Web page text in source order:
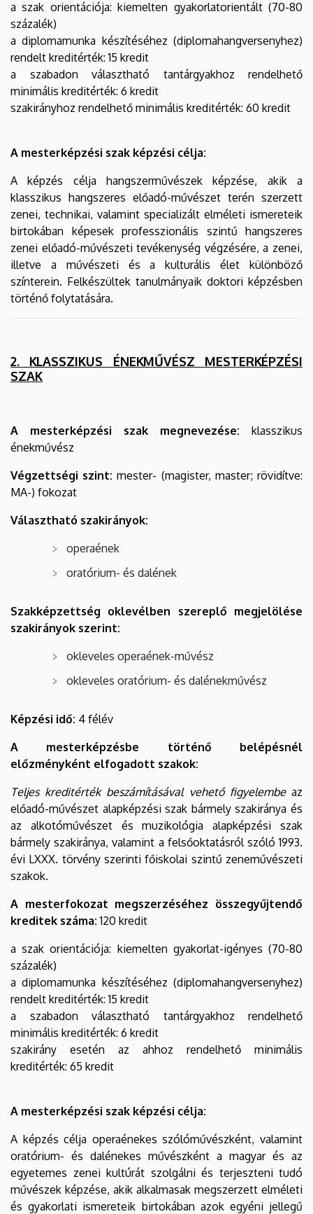
a szak orientációja: kiemelten gyakorlatorientált (70-80
százalék)
a diplomamunka készítéséhez (diplomahangversenyhez)
rendelt kreditérték: 15 kredit
a szabadon választható tantárgyakhoz rendelhető
minimális kreditérték: 6 kredit
szakirányhoz rendelhető minimális kreditérték: 60 kredit
A mesterképzési szak képzési célja:
A képzés célja hangszerművészek képzése, akik a
klasszikus hangszeres előadó-művészet terén szerzett
zenei, technikai, valamint specializált elméleti ismereteik
birtokában képesek professzionális szintű hangszeres
zenei előadó-művészeti tevékenység végzésére, a zenei,
illetve a művészeti és a kulturális élet különböző
színterein. Felkészültek tanulmányaik doktori képzésben
történő folytatására.
2. KLASSZIKUS ÉNEKMŰVÉSZ MESTERKÉPZÉSI
SZAK
A mesterképzési szak megnevezése: klasszikus
énekművész
Végzettségi szint:mester- (magister, master; rövidítve:
MA-) fokozat
Választható szakirányok:
operaének
oratórium- és dalének
Szakképzettség oklevélben szereplő megjelölése
szakirányok szerint:
okleveles operaének-művész
okleveles oratórium- és dalénekművész
Képzési idő: 4 félév
A mesterképzésbe történő belépésnél
előzményként elfogadott szakok:
Teljes kreditérték beszámításával vehető figyelembe az
előadó-művészet alapképzési szak bármely szakiránya és
az alkotóművészet és muzikológia alapképzési szak
bármely szakiránya, valamint a felsőoktatásról szóló 1993.
évi LXXX. törvény szerinti főiskolai szintű zeneművészeti
szakok.
A mesterfokozat megszerzéséhez összegyűjtendő
kreditek száma:120 kredit
a szak orientációja: kiemelten gyakorlat-igényes (70-80
százalék)
a diplomamunka készítéséhez (diplomahangversenyhez)
rendelt kreditérték: 15 kredit
a szabadon választható tantárgyakhoz rendelhető
minimális kreditérték: 6 kredit
szakirány esetén az ahhoz rendelhető minimális
kreditérték: 65 kredit
A mesterképzési szak képzési célja:
A képzés célja operaénekes szólóművészként, valamint
oratórium- és dalénekes művészként a magyar és az
egyetemes zenei kultúrát szolgálni és terjeszteni tudó
művészek képzése, akik alkalmasak megszerzett elméleti
és gyakorlati ismereteik birtokában azok egyéni jellegű